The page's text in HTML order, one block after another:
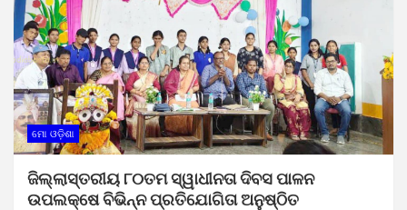
ମୋ ଓଡ଼ିଶା
ଜିଲ୍ଲାସ୍ତରୀୟ ୮୦ତମ ସ୍ୱାଧୀନତା ଦିବସ ପାଳନ
ଉପଲକ୍ଷେ ବିଭିନ୍ନ ପ୍ରତିଯୋଗିତା ଅନୁଷ୍ଠିତ